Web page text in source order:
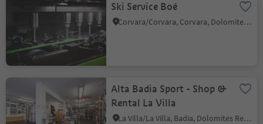
Ski Service Boé
Corvara/Corvara, Corvara, Dolomites Region Alta Badia
Alta Badia Sport - Shop &
Rental La Villa
La Villa/La Villa, Badia, Dolomites Region Alta Badia